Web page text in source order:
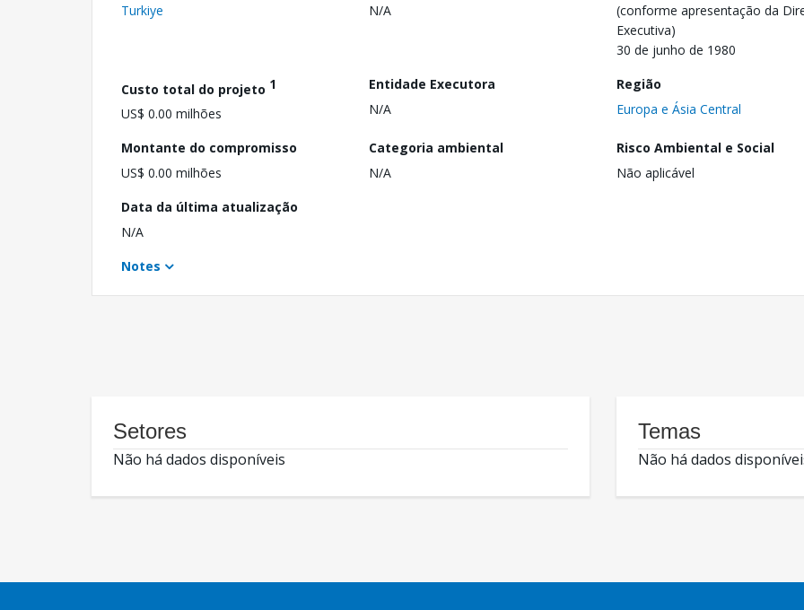
Turkiye
N/A
(conforme apresentação da
Executiva)
30 de junho de 1980
Custo total do projeto 1
US$ 0.00 milhões
Entidade Executora
N/A
Região
Europa e Ásia Central
Montante do compromisso
US$ 0.00 milhões
Categoria ambiental
N/A
Risco Ambiental e Social
Não aplicável
Data da última atualização
N/A
Notes
Setores
Não há dados disponíveis
Temas
Não há dados